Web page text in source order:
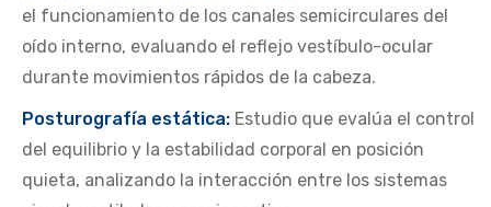
el funcionamiento de los canales semicirculares del
oído interno, evaluando el reflejo vestíbulo-ocular
durante movimientos rápidos de la cabeza.
Posturografía estática: Estudio que evalúa el control
del equilibrio y la estabilidad corporal en posición
quieta, analizando la interacción entre los sistemas